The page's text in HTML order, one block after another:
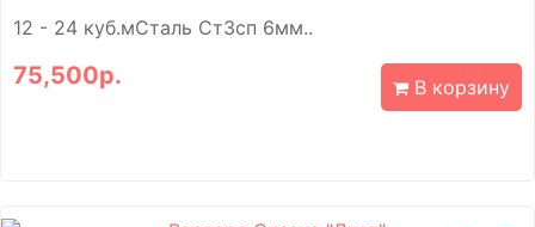
12 - 24 куб.мСталь Ст3сп 6мм..
75,500р. В корзину